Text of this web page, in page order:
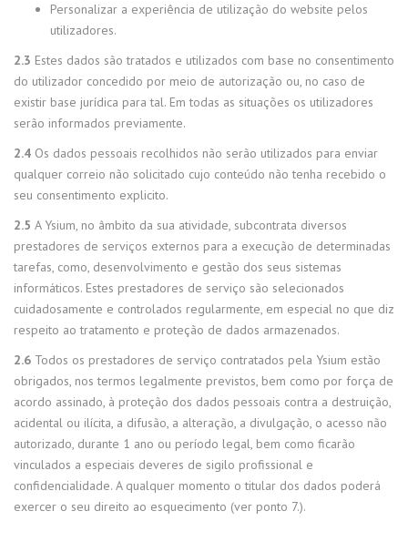
Personalizar a experiência de utilização do website pelos
utilizadores.
2.3 Estes dados são tratados e utilizados com base no consentimento
do utilizador concedido por meio de autorização ou, no caso de
existir base jurídica para tal. Em todas as situações os utilizadores
serão informados previamente.
2.4 Os dados pessoais recolhidos não serão utilizados para enviar
qualquer correio não solicitado cujo conteúdo não tenha recebido o
seu consentimento explicito.
2.5 A Ysium, no âmbito da sua atividade, subcontrata diversos
prestadores de serviços externos para a execução de determinadas
tarefas, como, desenvolvimento e gestão dos seus sistemas
informáticos. Estes prestadores de serviço são selecionados
cuidadosamente e controlados regularmente, em especial no que diz
respeito ao tratamento e proteção de dados armazenados.
2.6 Todos os prestadores de serviço contratados pela Ysium estão
obrigados, nos termos legalmente previstos, bem como por força de
acordo assinado, à proteção dos dados pessoais contra a destruição,
acidental ou ilícita, a difusão, a alteração, a divulgação, o acesso não
autorizado, durante 1 ano ou período legal, bem como ficarão
vinculados a especiais deveres de sigilo profissional e
confidencialidade. A qualquer momento o titular dos dados poderá
exercer o seu direito ao esquecimento (ver ponto 7.).